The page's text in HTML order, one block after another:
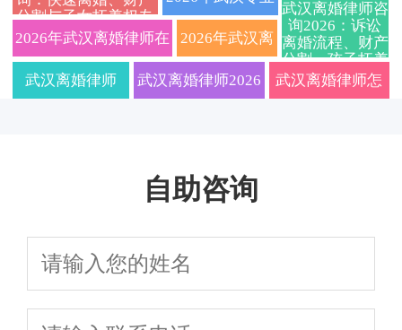
诉讼离婚全流
程避坑指南附
最新抚养权财
一咨询，帮您理清财
产分割与抚养权问
题，安心办理离婚手
程序、财产债务
分割、抚养权争
夺关键要点一文
分割与子女抚养权专
业指导
产分割全攻略
离婚律师事务所
哪家好？协议离
在线免费咨询
2026年武汉离婚律师在
线免费咨询：协议离婚
2026年武汉离
婚律师深度指
与子女抚养权
析，免费在线
答疑
武汉离婚律师咨
询2026：诉讼
离婚流程、财产
分割、孩子抚养
权归属及律师费
武汉离婚律师 武汉离婚律师2026
的财产分割、子女
武汉离婚律师怎
自助咨询